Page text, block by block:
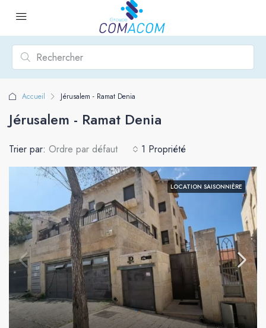
Accueil Jérusalem - Ramat Denia
Jérusalem - Ramat Denia
1 Propriété
Trier par: Ordre par défaut
LOCATION SAISONNIÈRE